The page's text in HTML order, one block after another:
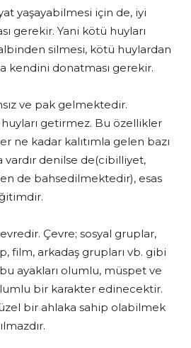
yaşayabilmesi için de, iyi
gerekir. Yani kötü huyları
silmesi, kötü huylardan
kendini donatması gerekir.
ve pak gelmektedir.
getirmez. Bu özellikler
ne kadar kalıtımla gelen bazı
denilse de(cibilliyet,
de bahsedilmektedir), esas
Çevre; sosyal gruplar,
film, arkadaş grupları vb. gibi
ayakları olumlu, müspet ve
bir karakter edinecektir.
bir ahlaka sahip olabilmek